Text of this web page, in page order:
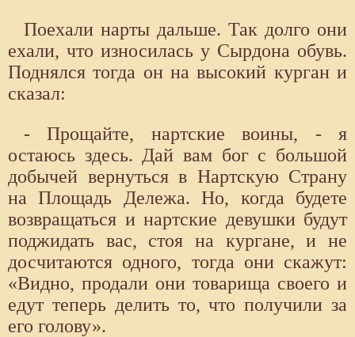
Поехали нарты дальше. Так долго они
ехали, что износилась у Сырдона обувь.
Поднялся тогда он на высокий курган и
сказал:
- Прощайте, нартские воины, - я
остаюсь здесь. Дай вам бог с большой
добычей вернуться в Нартскую Страну
на Площадь Дележа. Но, когда будете
возвращаться и нартские девушки будут
поджидать вас, стоя на кургане, и не
досчитаются одного, тогда они скажут:
«Видно, продали они товарища своего и
едут теперь делить то, что получили за
его голову».